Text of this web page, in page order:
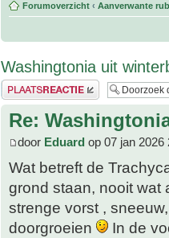
Forumoverzicht ‹ Aanverwante
Washingtonia uit
Plaats een reactie
Re:
door Eduard op 07 jan 2026
Wat betreft de
grond staan, nooit wat
strenge vorst ,
doorgroeien
In de